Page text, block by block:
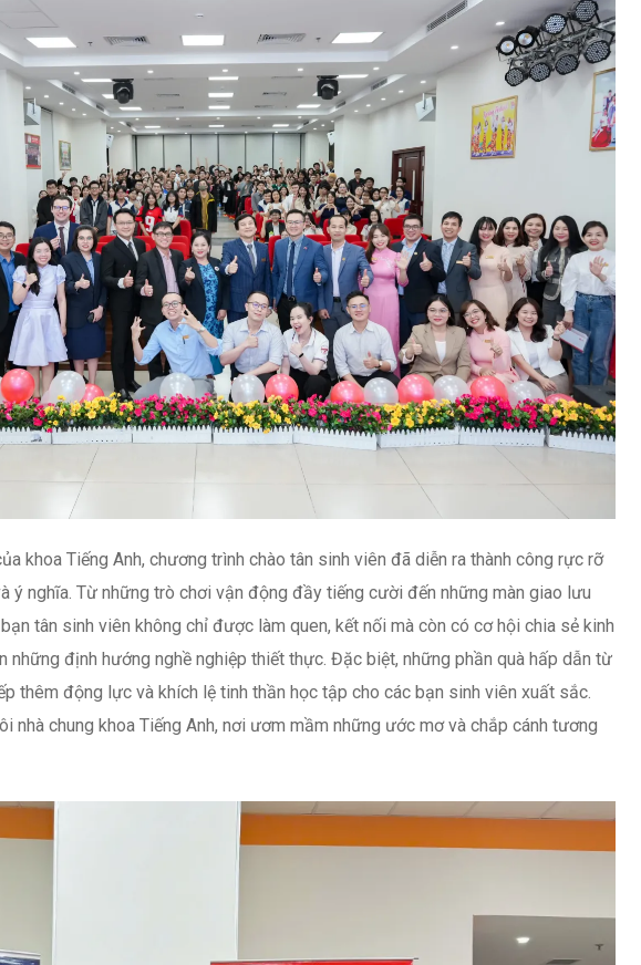
khoa Tiếng Anh, chương trình chào tân sinh viên đã diễn ra thành công rực rỡ
ý nghĩa. Từ những trò chơi vận động đầy tiếng cười đến những màn giao lưu
tân sinh viên không chỉ được làm quen, kết nối mà còn có cơ hội chia sẻ kinh
những định hướng nghề nghiệp thiết thực. Đặc biệt, những phần quà hấp dẫn từ
thêm động lực và khích lệ tinh thần học tập cho các bạn sinh viên xuất sắc.
nhà chung khoa Tiếng Anh, nơi ươm mầm những ước mơ và chắp cánh tương